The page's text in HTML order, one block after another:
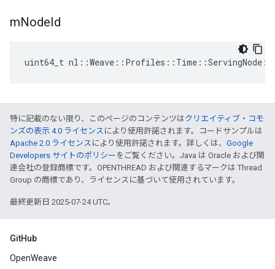
mNodeId
uint64_t nl ::Weave :: Profiles :: Time ::ServingNode ::
特に記載のない限り、このページのコンテンツはクリエイティブ・コモ
ンズの表示 4.0 ライセンス により使用許諾されます。コードサンプルは
Apache 2.0 ライセンス により使用許諾されます。詳しくは、 Google
Developers サイトのポリシー をご覧ください。Java は Oracle および関
連会社の登録商標です。OPENTHREAD および関連するマークは Thread
Group の商標であり、ライセンスに基づいて使用されています。
最終更新日 2025-07-24 UTC。
GitHub
OpenWeave